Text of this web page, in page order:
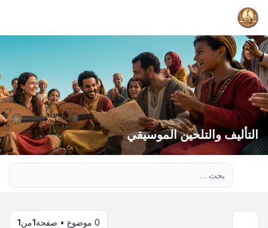
التأليف والتلحين الموسيقي
0 موضوع • صفحة 1من1